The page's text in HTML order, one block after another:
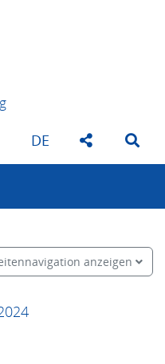
DE
anzeigen